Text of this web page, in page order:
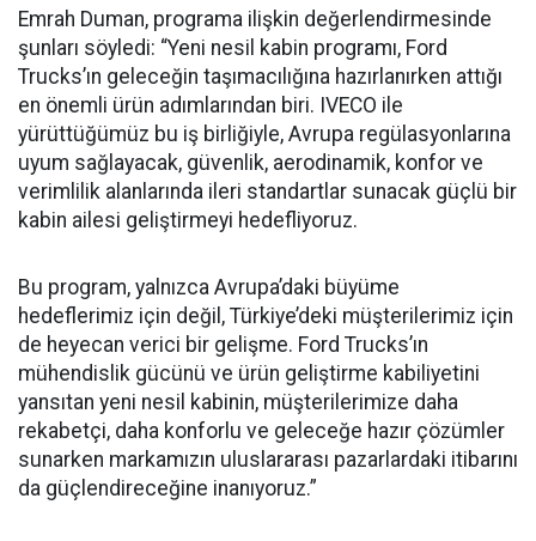
Emrah Duman, programa ilişkin değerlendirmesinde
şunları söyledi: “Yeni nesil kabin programı, Ford
Trucks’ın geleceğin taşımacılığına hazırlanırken attığı
en önemli ürün adımlarından biri. IVECO ile
yürüttüğümüz bu iş birliğiyle, Avrupa regülasyonlarına
uyum sağlayacak, güvenlik, aerodinamik, konfor ve
verimlilik alanlarında ileri standartlar sunacak güçlü bir
kabin ailesi geliştirmeyi hedefliyoruz.
Bu program, yalnızca Avrupa’daki büyüme
hedeflerimiz için değil, Türkiye’deki müşterilerimiz için
de heyecan verici bir gelişme. Ford Trucks’ın
mühendislik gücünü ve ürün geliştirme kabiliyetini
yansıtan yeni nesil kabinin, müşterilerimize daha
rekabetçi, daha konforlu ve geleceğe hazır çözümler
sunarken markamızın uluslararası pazarlardaki itibarını
da güçlendireceğine inanıyoruz.”